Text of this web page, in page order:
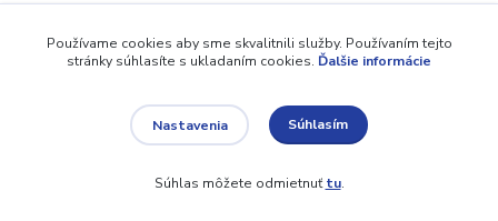
Používame cookies aby sme skvalitnili služby. Používaním tejto
stránky súhlasíte s ukladaním cookies. Ďalšie informácie
Nastavenia Súhlasím
Súhlas môžete odmietnuťtu.